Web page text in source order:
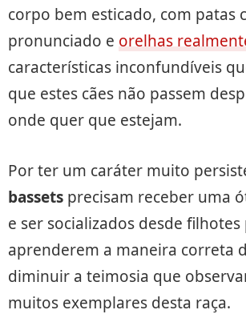
corpo bem esticado, com patas
pronunciado e orelhas
características inconfundíveis
que estes cães não passem
onde quer que estejam.
Por ter um caráter muito
bassets precisam receber uma
e ser socializados desde filhotes
aprenderem a maneira correta
diminuir a teimosia que
muitos exemplares desta raça.